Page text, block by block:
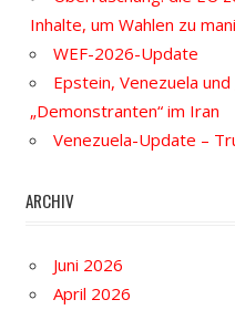
Inhalte, um Wahlen zu
WEF-2026-Update
Epstein, Venezuela
„Demonstranten“ im Iran
Venezuela-Update –
ARCHIV
Juni 2026
April 2026